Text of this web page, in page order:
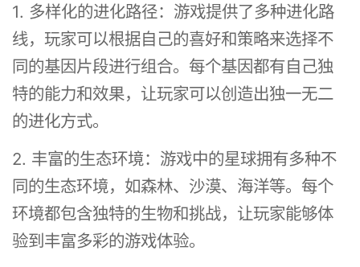
1. 多样化的进化路径：游戏提供了多种进化路
线，玩家可以根据自己的喜好和策略来选择不
同的基因片段进行组合。每个基因都有自己独
特的能力和效果，让玩家可以创造出独一无二
的进化方式。
2. 丰富的生态环境：游戏中的星球拥有多种不
同的生态环境，如森林、沙漠、海洋等。每个
环境都包含独特的生物和挑战，让玩家能够体
验到丰富多彩的游戏体验。